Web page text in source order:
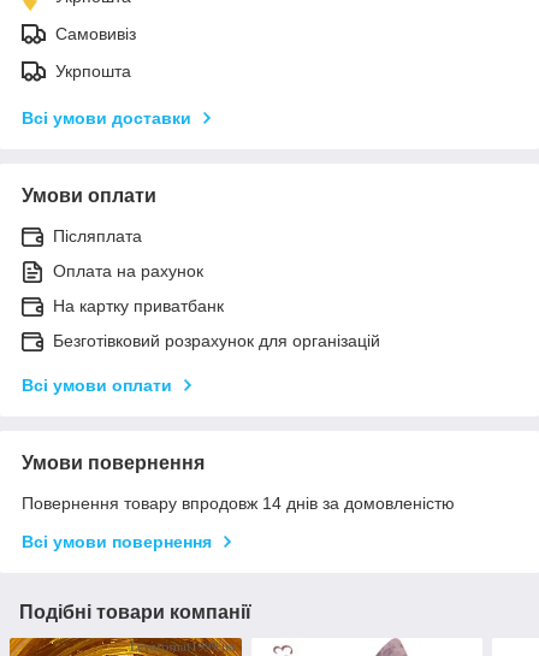
Самовивіз
Укрпошта
Всі умови доставки
Умови оплати
Післяплата
Оплата на рахунок
На картку приватбанк
Безготівковий розрахунок для організацій
Всі умови оплати
Умови повернення
Повернення товару впродовж 14 днів за домовленістю
Всі умови повернення
Подібні товари компанії